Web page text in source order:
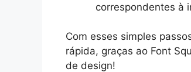
correspondentes à
Com esses simples
rápida, graças ao Font
de design!